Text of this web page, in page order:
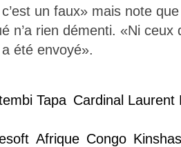
un faux» mais note
n’a rien démenti. «Ni ceux
été envoyé».
Tapa Cardinal Laurent
Afrique Congo